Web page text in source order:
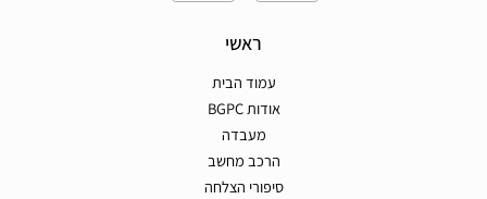
ראשי
עמוד הבית
אודות BGPC
מעבדה
הרכב מחשב
סיפורי הצלחה